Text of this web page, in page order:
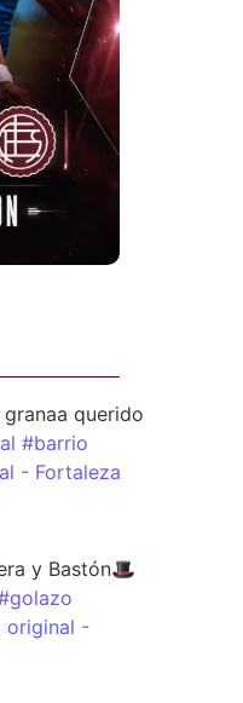
granaa querido
#barrio
- Fortaleza
y Bastón🎩
-